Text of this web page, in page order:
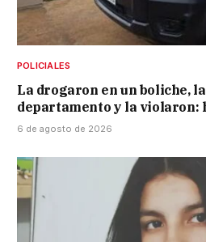
POLICIALES
La drogaron en un boliche,
departamento y la violaron:
6 de agosto de 2026